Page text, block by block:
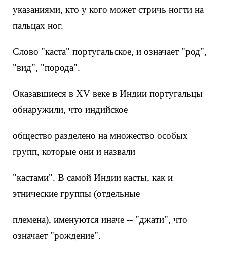
указаниями, кто у кого может стричь ногти на
пальцах ног.
Слово "каста" португальское, и означает "род",
"вид", "порода".
Оказавшиеся в XV веке в Индии португальцы
обнаружили, что индийское
общество разделено на множество особых
групп, которые они и назвали
"кастами". В самой Индии касты, как и
этнические группы (отдельные
племена), именуются иначе -- "джати", что
означает "рождение".